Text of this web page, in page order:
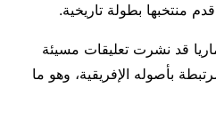
منتخبها بطولة تاريخية.
قد نشرت تعليقات مسيئة
بأصوله الإفريقية، وهو ما